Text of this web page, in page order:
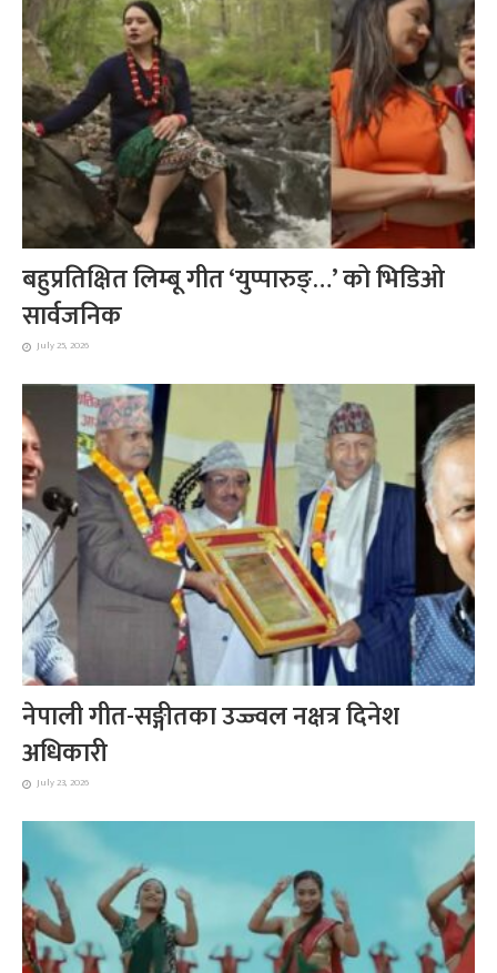
बहुप्रतिक्षित लिम्बू गीत ‘युप्पारुङ्…’ को भिडिओ
सार्वजनिक
July 25, 2026
नेपाली गीत-सङ्गीतका उज्ज्वल नक्षत्र दिनेश
अधिकारी
July 23, 2026